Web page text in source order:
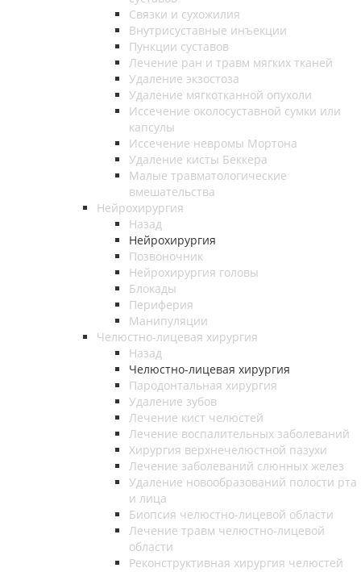
Связки и сухожилия
Внутрисуставные инъекции
Пункции суставов
Лечение ран и травм мягких тканей
Удаление экзостоза
Удаление мягкотканной опухоли
Иссечение околосуставной сумки или
капсулы
Иссечение невромы Мортона
Удаление кисты Беккера
Малые травматологические
вмешательства
Нейрохирургия
Назад
Нейрохирургия
Позвоночник
Нейрохирургия головы
Блокады
Периферия
Манипуляции
Челюстно-лицевая хирургия
Назад
Челюстно-лицевая хирургия
Пародонтальная хирургия
Удаление зубов
Лечение кист челюстей
Лечение воспалительных заболеваний
Хирургия верхнечелюстной пазухи
Лечение заболеваний слюнных желез
Удаление новообразований полости рта
и лица
Биопсия челюстно-лицевой области
Лечение травм челюстно-лицевой
области
Реконструктивная хирургия челюстей